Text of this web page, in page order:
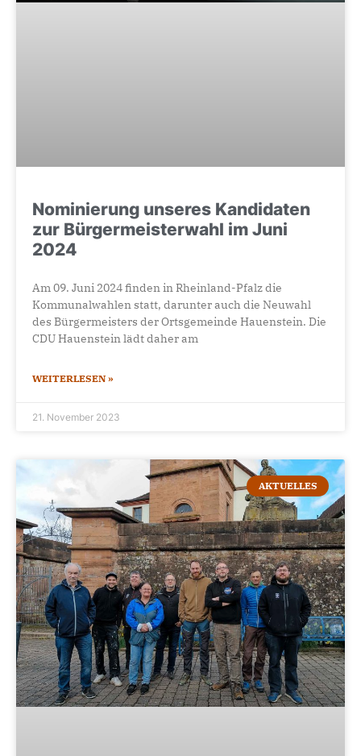
Nominierung unseres Kandidaten
zur Bürgermeisterwahl im Juni
2024
Am 09. Juni 2024 finden in Rheinland-Pfalz die
Kommunalwahlen statt, darunter auch die Neuwahl
des Bürgermeisters der Ortsgemeinde Hauenstein. Die
CDU Hauenstein lädt daher am
WEITERLESEN »
21. November 2023
AKTUELLES